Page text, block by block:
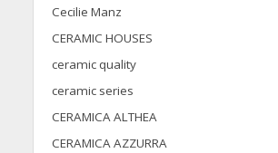
Cecilie Manz
CERAMIC HOUSES
ceramic quality
ceramic series
CERAMICA ALTHEA
CERAMICA AZZURRA